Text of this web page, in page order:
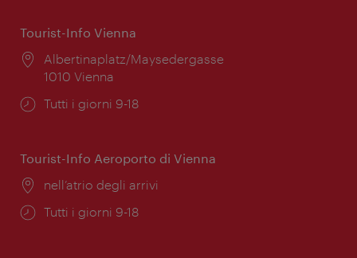
Tourist-Info Vienna
Posizione:
Albertinaplatz/Maysedergasse
1010 Vienna
Orari
Tutti i giorni 9-18
Tourist-Info Aeroporto di Vienna
Posizione:
nell’atrio degli arrivi
Orari
Tutti i giorni 9-18